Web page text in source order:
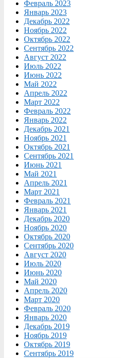
Февраль 2023
Январь 2023
Декабрь 2022
Ноябрь 2022
Октябрь 2022
Сентябрь 2022
Август 2022
Июль 2022
Июнь 2022
Май 2022
Апрель 2022
Март 2022
Февраль 2022
Январь 2022
Декабрь 2021
Ноябрь 2021
Октябрь 2021
Сентябрь 2021
Июнь 2021
Май 2021
Апрель 2021
Март 2021
Февраль 2021
Январь 2021
Декабрь 2020
Ноябрь 2020
Октябрь 2020
Сентябрь 2020
Август 2020
Июль 2020
Июнь 2020
Май 2020
Апрель 2020
Март 2020
Февраль 2020
Январь 2020
Декабрь 2019
Ноябрь 2019
Октябрь 2019
Сентябрь 2019